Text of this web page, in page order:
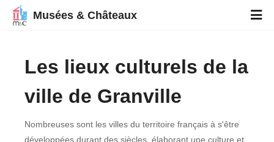
Musées & Châteaux
Les lieux culturels de la
ville de Granville
Nombreuses sont les villes du territoire français à s'être
développées durant des siècles, élaborant une culture et